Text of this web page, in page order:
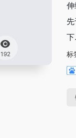
192
下
标